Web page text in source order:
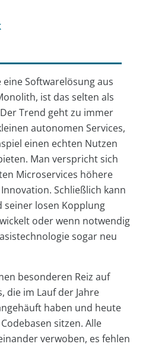
Softwarelösung aus
ist das selten als
Trend geht zu immer
autonomen Services,
einen echten Nutzen
Man verspricht sich
Microservices höhere
Schließlich kann
seiner losen Kopplung
oder wenn notwendig
sogar neu
besonderen Reiz auf
die im Lauf der Jahre
haben und heute
sitzen. Alle
verwoben, es fehlen